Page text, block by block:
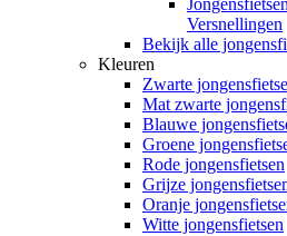
Versnellingen
Bekijk alle
Kleuren
Zwarte
Mat zwarte
Blauwe
Groene
Rode jongensfietsen
Grijze
Oranje
Witte jongensfietsen